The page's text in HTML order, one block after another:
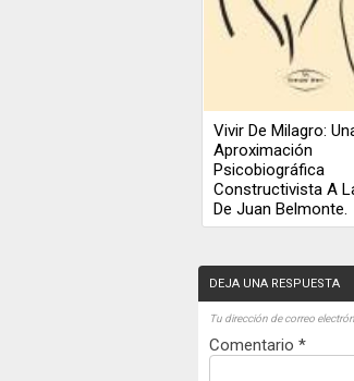
Vivir De Milagro:
Aproximación
Psicobiográfica
Constructivista A
De Juan Belmonte.
DEJA UNA RESPUESTA
Tu dirección de correo
Comentario *